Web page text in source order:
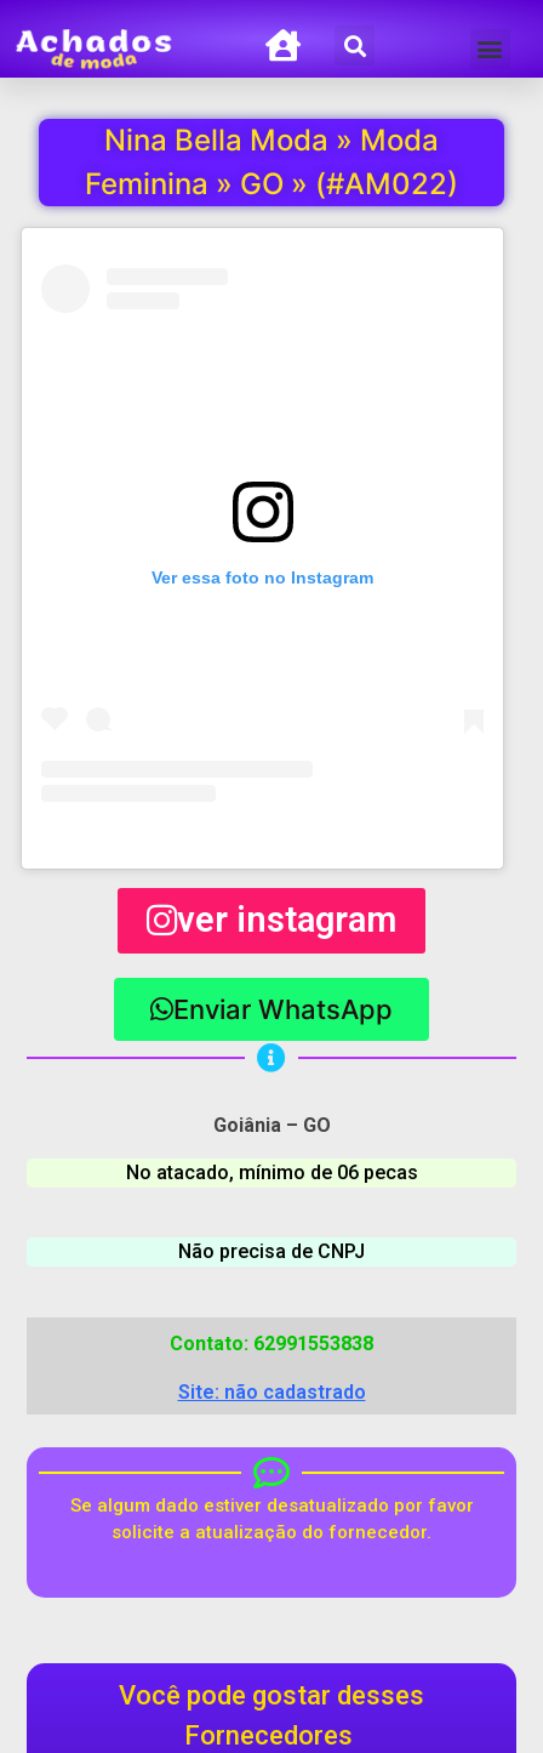
Nina Bella Moda » Moda
Feminina » GO » (#AM022)
Ver essa foto no Instagram
ver instagram
Enviar WhatsApp
Goiânia – GO
No atacado, mínimo de 06 pecas
Não precisa de CNPJ
Contato: 62991553838
Site: não cadastrado
Se algum dado estiver desatualizado por favor
solicite a atualização do fornecedor.
Você pode gostar desses
Fornecedores